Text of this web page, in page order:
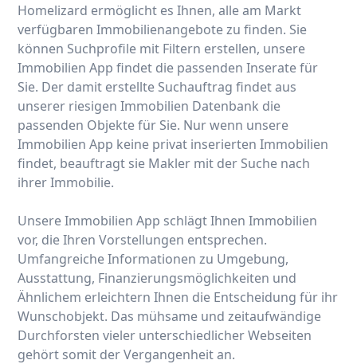
Homelizard ermöglicht es Ihnen, alle am Markt
verfügbaren Immobilienangebote zu finden. Sie
können Suchprofile mit Filtern erstellen, unsere
Immobilien App findet die passenden Inserate für
Sie. Der damit erstellte Suchauftrag findet aus
unserer riesigen Immobilien Datenbank die
passenden Objekte für Sie. Nur wenn unsere
Immobilien App keine privat inserierten Immobilien
findet, beauftragt sie Makler mit der Suche nach
ihrer Immobilie.
Unsere Immobilien App schlägt Ihnen Immobilien
vor, die Ihren Vorstellungen entsprechen.
Umfangreiche Informationen zu Umgebung,
Ausstattung, Finanzierungsmöglichkeiten und
Ähnlichem erleichtern Ihnen die Entscheidung für ihr
Wunschobjekt. Das mühsame und zeitaufwändige
Durchforsten vieler unterschiedlicher Webseiten
gehört somit der Vergangenheit an.